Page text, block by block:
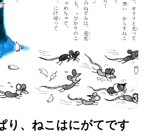
り、ねこはにがてです